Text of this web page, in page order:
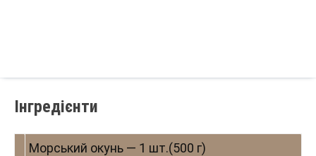
Інгредієнти
Морський окунь — 1 шт.(500 г)